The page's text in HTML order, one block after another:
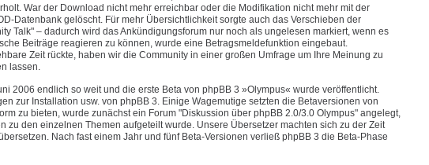
War der Download nicht mehr erreichbar oder die Modifikation nicht mehr mit der
Datenbank gelöscht. Für mehr Übersichtlichkeit sorgte auch das Verschieben der
Talk" – dadurch wird das Ankündigungsforum nur noch als ungelesen markiert, wenn es
Beiträge reagieren zu können, wurde eine Betragsmeldefunktion eingebaut.
Zeit rückte, haben wir die Community in einer großen Umfrage um Ihre Meinung zu
lassen.
2006 endlich so weit und die erste Beta von phpBB 3 »Olympus« wurde veröffentlicht.
zur Installation usw. von phpBB 3. Einige Wagemutige setzten die Betaversionen von
zu bieten, wurde zunächst ein Forum "Diskussion über phpBB 2.0/3.0 Olympus" angelegt,
den einzelnen Themen aufgeteilt wurde. Unsere Übersetzer machten sich zu der Zeit
Nach fast einem Jahr und fünf Beta-Versionen verließ phpBB 3 die Beta-Phase